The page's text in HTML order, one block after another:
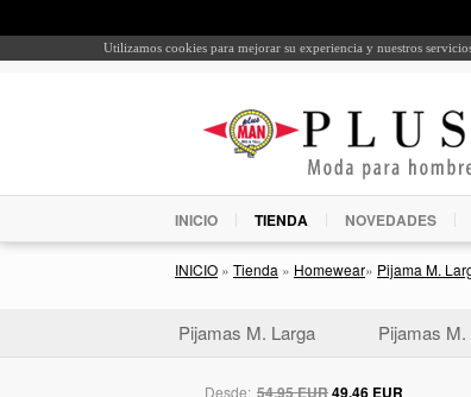
Utilizamos cookies para mejorar su experiencia y nuestros
INICIO TIENDA NOVEDADES
INICIO » Tienda » Homewear» Pijama M.
Pijamas M. Larga Pijamas
Desde: 54,95 EUR49,46 EUR